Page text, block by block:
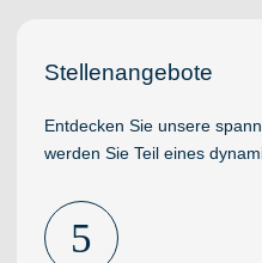
Stellenangebote
Entdecken Sie unsere
werden Sie Teil eines
5